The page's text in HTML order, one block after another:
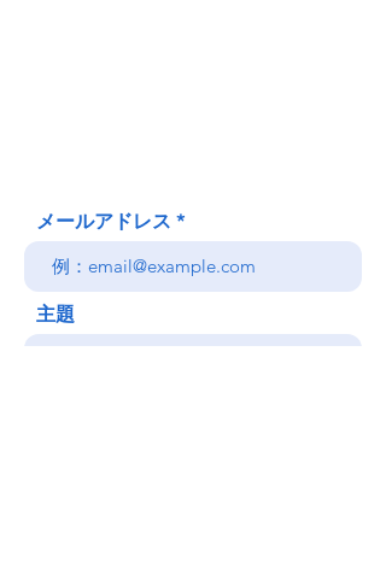
メールアドレス
主題